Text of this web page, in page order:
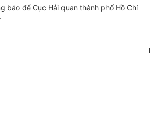
báo để Cục Hải quan thành phố Hồ Chí